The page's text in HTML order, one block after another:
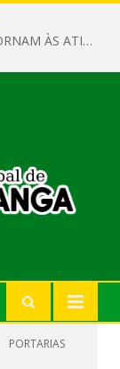
SERVIDORES DA CÂMARA MUNICIPAL RETORNAM ÀS ATIVIDADES APÓS O RECESSO PARLAMENTAR
PORTARIAS